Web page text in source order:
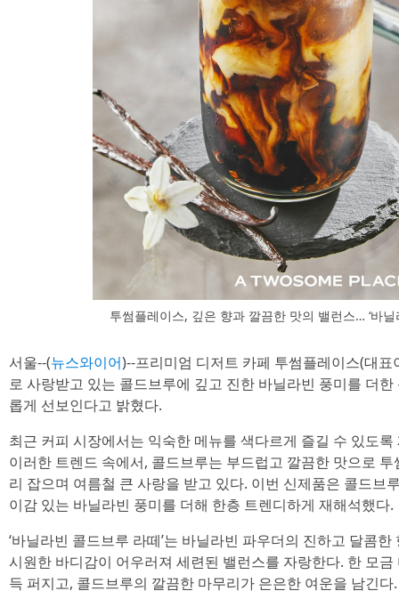
투썸플레이스, 깊은 향과 깔끔한 맛의 밸런스… ‘바닐
서울--(뉴스와이어)--프리미엄 디저트 카페 투썸플레이스(대
로 사랑받고 있는 콜드브루에 깊고 진한 바닐라빈 풍미를 더한
롭게 선보인다고 밝혔다.
최근 커피 시장에서는 익숙한 메뉴를 색다르게 즐길 수 있도
이러한 트렌드 속에서, 콜드브루는 부드럽고 깔끔한 맛으로
리 잡으며 여름철 큰 사랑을 받고 있다. 이번 신제품은 콜드브
이감 있는 바닐라빈 풍미를 더해 한층 트렌디하게 재해석했다.
‘바닐라빈 콜드브루 라떼’는 바닐라빈 파우더의 진하고 달콤
시원한 바디감이 어우러져 세련된 밸런스를 자랑한다. 한 모
득 퍼지고, 콜드브루의 깔끔한 마무리가 은은한 여운을 남긴